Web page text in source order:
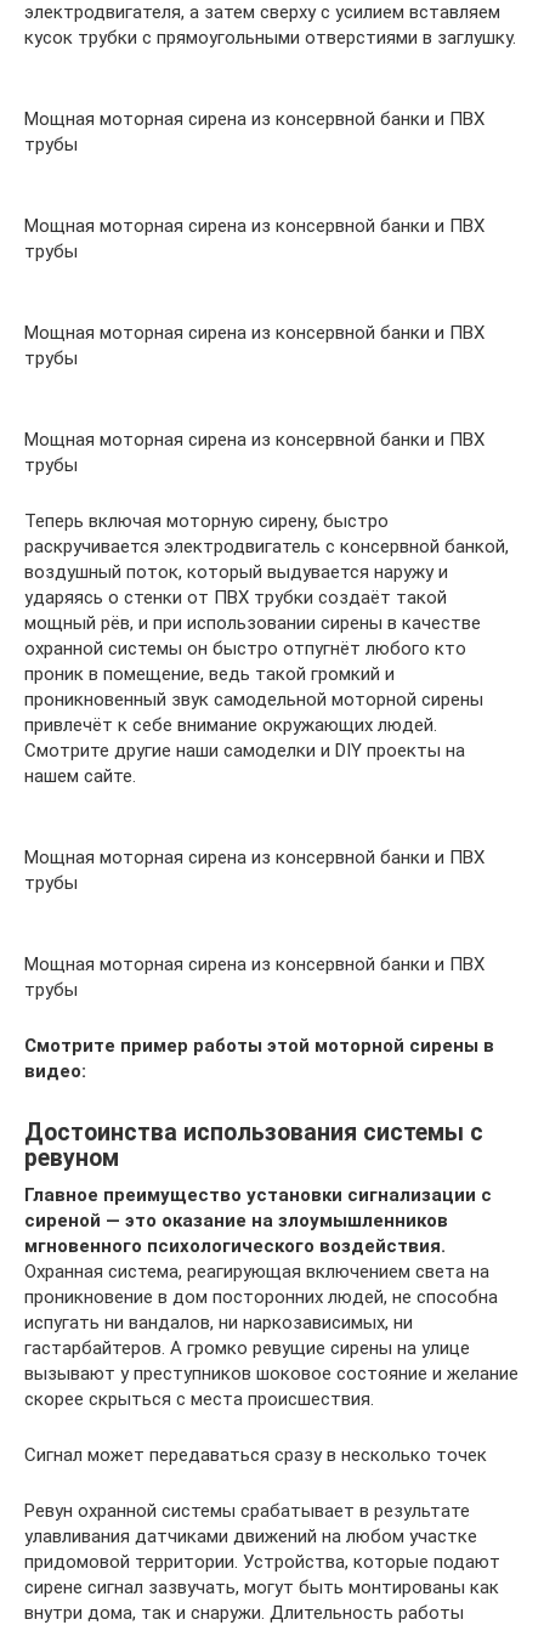
электродвигателя, а затем сверху с усилием вставляем
кусок трубки с прямоугольными отверстиями в заглушку.
Мощная моторная сирена из консервной банки и ПВХ
трубы
Мощная моторная сирена из консервной банки и ПВХ
трубы
Мощная моторная сирена из консервной банки и ПВХ
трубы
Мощная моторная сирена из консервной банки и ПВХ
трубы
Теперь включая моторную сирену, быстро
раскручивается электродвигатель с консервной банкой,
воздушный поток, который выдувается наружу и
ударяясь о стенки от ПВХ трубки создаёт такой
мощный рёв, и при использовании сирены в качестве
охранной системы он быстро отпугнёт любого кто
проник в помещение, ведь такой громкий и
проникновенный звук самодельной моторной сирены
привлечёт к себе внимание окружающих людей.
Смотрите другие наши самоделки и DIY проекты на
нашем сайте.
Мощная моторная сирена из консервной банки и ПВХ
трубы
Мощная моторная сирена из консервной банки и ПВХ
трубы
Смотрите пример работы этой моторной сирены в
видео:
Достоинства использования системы с
ревуном
Главное преимущество установки сигнализации с
сиреной — это оказание на злоумышленников
мгновенного психологического воздействия.
Охранная система, реагирующая включением света на
проникновение в дом посторонних людей, не способна
испугать ни вандалов, ни наркозависимых, ни
гастарбайтеров. А громко ревущие сирены на улице
вызывают у преступников шоковое состояние и желание
скорее скрыться с места происшествия.
Сигнал может передаваться сразу в несколько точек
Ревун охранной системы срабатывает в результате
улавливания датчиками движений на любом участке
придомовой территории. Устройства, которые подают
сирене сигнал зазвучать, могут быть монтированы как
внутри дома, так и снаружи. Длительность работы